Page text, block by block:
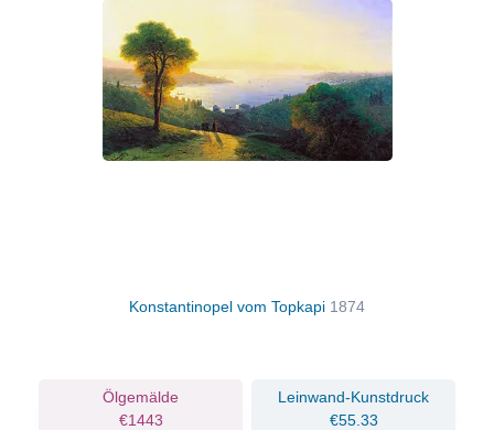
Konstantinopel vom Topkapi 1874
Ölgemälde
€1443
Leinwand-Kunstdruck
€55.33